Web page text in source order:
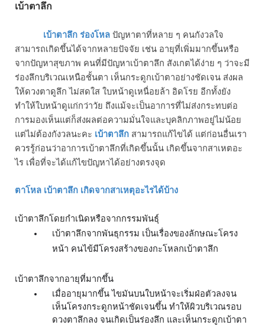
เบ้าตาลึก
เบ้าตาลึก ร่องโหล ปัญหาตาที่หลาย ๆ คนกังวลใจ
สามารถเกิดขึ้นได้จากหลายปัจจัย เช่น อายุที่เพิ่มมากขึ้นหรือ
จากปัญหาสุขภาพ คนที่มีปัญหาเบ้าตาลึก สังเกตได้ง่าย ๆ ว่าจะมี
ร่องลึกบริเวณเหนือชั้นตา เห็นกระดูกเบ้าตาอย่างชัดเจน ส่งผล
ให้ดวงตาดูลึก ไม่สดใส ใบหน้าดูเหนื่อยล้า อิดโรย อีกทั้งยัง
ทำให้ใบหน้าดูแก่กว่าวัย ถึงแม้จะเป็นอาการที่ไม่ส่งกระทบต่อ
การมองเห็นแต่ก็ส่งผลต่อความมั่นใจและบุคลิกภาพอยู่ไม่น้อย
แต่ไม่ต้องกังวลนะคะ เบ้าตาลึก สามารถแก้ไขได้ แต่ก่อนอื่นเรา
ควรรู้ก่อนว่าอาการเบ้าตาลึกที่เกิดขึ้นนั้น เกิดขึ้นจากสาเหตอะ
ไร เพื่อที่จะได้แก้ไขปัญหาได้อย่างตรงจุด
ตาโหล เบ้าตาลึก เกิดจากสาเหตุอะไรได้บ้าง
เบ้าตาลึกโดยกำเนิดหรือจากกรรมพันธุ์
เบ้าตาลึกจากพันธุกรรม เป็นเรื่องของลักษณะโครง
หน้า คนไข้มีโครงสร้างของกะโหลกเบ้าตาลึก
เบ้าตาลึกจากอายุที่มากขึ้น
เมื่ออายุมากขึ้น ไขมันบนใบหน้าจะเริ่มฝ่อตัวลงจน
เห็นโครงกระดูกหน้าชัดเจนขึ้น ทำให้ผิวบริเวณรอบ
ดวงตาลึกลง จนเกิดเป็นร่องลึก และเห็นกระดูกเบ้าตา